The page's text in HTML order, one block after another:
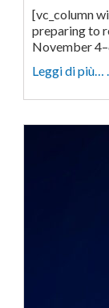
[vc_column
preparing to
November
Leggi di più… ...